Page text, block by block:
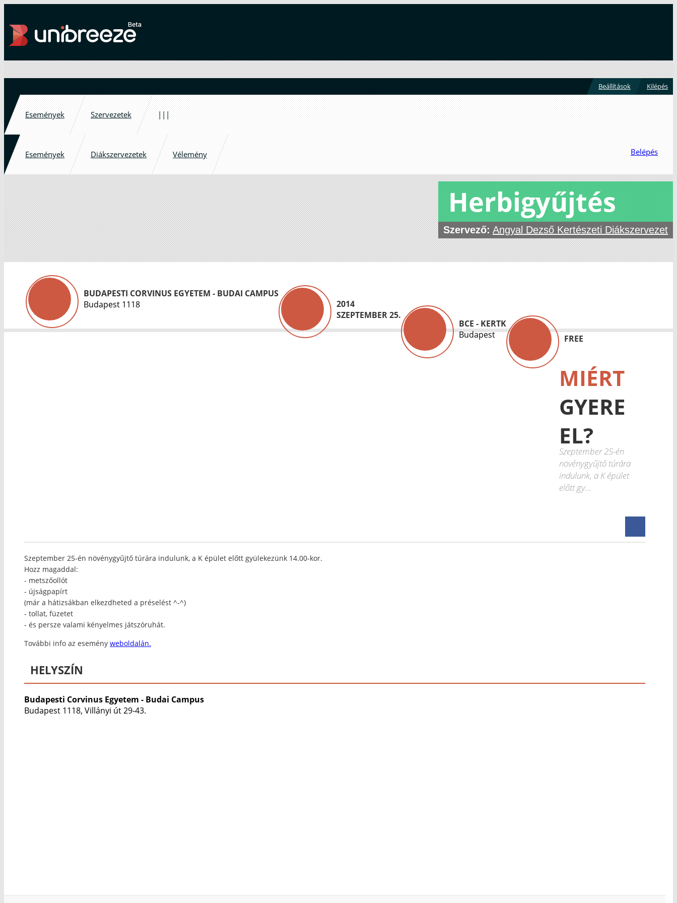
Beállítások Kilépés
Események Szervezetek |||
Események Diákszervezetek Vélemény Belépés
Herbigyűjtés
Szervező: Angyal Dezső Kertészeti Diákszervezet
BUDAPESTI CORVINUS EGYETEM - BUDAI CAMPUS
Budapest 1118
2014
SZEPTEMBER 25.
BCE - KERTK
Budapest
FREE
MIÉRT
GYERE
EL?
Szeptember 25-én
növénygyűjtő túrára
indulunk, a K épület
előtt gy...
Szeptember 25-én növénygyűjtő túrára indulunk, a K épület előtt gyülekezünk 14.00-kor.
Hozz magaddal:
- metszőollót
- újságpapírt
(már a hátizsákban elkezdheted a préselést ^-^)
- tollat, füzetet
- és persze valami kényelmes játszóruhát.
További info az esemény weboldalán.
HELYSZÍN
Budapesti Corvinus Egyetem - Budai Campus
Budapest 1118, Villányi út 29-43.